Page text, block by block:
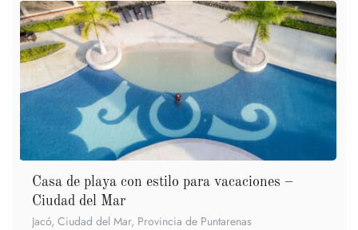
Casa de playa con estilo para vacaciones –
Ciudad del Mar
Jacó, Ciudad del Mar, Provincia de Puntarenas